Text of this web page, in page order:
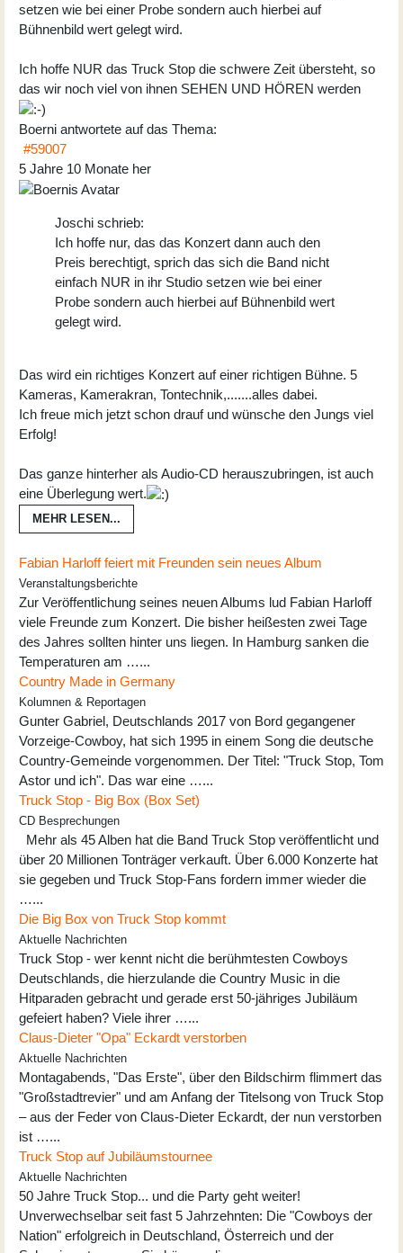
setzen wie bei einer Probe sondern auch hierbei auf
Bühnenbild wert gelegt wird.
Ich hoffe NUR das Truck Stop die schwere Zeit übersteht, so
das wir noch viel von ihnen SEHEN UND HÖREN werden
Boerni antwortete auf das Thema:
#59007
5 Jahre 10 Monate her
Joschi schrieb:
Ich hoffe nur, das das Konzert dann auch den
Preis berechtigt, sprich das sich die Band nicht
einfach NUR in ihr Studio setzen wie bei einer
Probe sondern auch hierbei auf Bühnenbild wert
gelegt wird.
Das wird ein richtiges Konzert auf einer richtigen Bühne. 5
Kameras, Kamerakran, Tontechnik,.......alles dabei.
Ich freue mich jetzt schon drauf und wünsche den Jungs viel
Erfolg!
Das ganze hinterher als Audio-CD herauszubringen, ist auch
eine Überlegung wert.
MEHR LESEN...
Fabian Harloff feiert mit Freunden sein neues Album
Veranstaltungsberichte
Zur Veröffentlichung seines neuen Albums lud Fabian Harloff
viele Freunde zum Konzert. Die bisher heißesten zwei Tage
des Jahres sollten hinter uns liegen. In Hamburg sanken die
Temperaturen am …...
Country Made in Germany
Kolumnen & Reportagen
Gunter Gabriel, Deutschlands 2017 von Bord gegangener
Vorzeige-Cowboy, hat sich 1995 in einem Song die deutsche
Country-Gemeinde vorgenommen. Der Titel: "Truck Stop, Tom
Astor und ich". Das war eine …...
Truck Stop - Big Box (Box Set)
CD Besprechungen
Mehr als 45 Alben hat die Band Truck Stop veröffentlicht und
über 20 Millionen Tonträger verkauft. Über 6.000 Konzerte hat
sie gegeben und Truck Stop-Fans fordern immer wieder die
…...
Die Big Box von Truck Stop kommt
Aktuelle Nachrichten
Truck Stop - wer kennt nicht die berühmtesten Cowboys
Deutschlands, die hierzulande die Country Music in die
Hitparaden gebracht und gerade erst 50-jähriges Jubiläum
gefeiert haben? Viele ihrer …...
Claus-Dieter "Opa" Eckardt verstorben
Aktuelle Nachrichten
Montagabends, "Das Erste", über den Bildschirm flimmert das
"Großstadtrevier" und am Anfang der Titelsong von Truck Stop
– aus der Feder von Claus-Dieter Eckardt, der nun verstorben
ist …...
Truck Stop auf Jubiläumstournee
Aktuelle Nachrichten
50 Jahre Truck Stop... und die Party geht weiter!
Unverwechselbar seit fast 5 Jahrzehnten: Die "Cowboys der
Nation" erfolgreich in Deutschland, Österreich und der